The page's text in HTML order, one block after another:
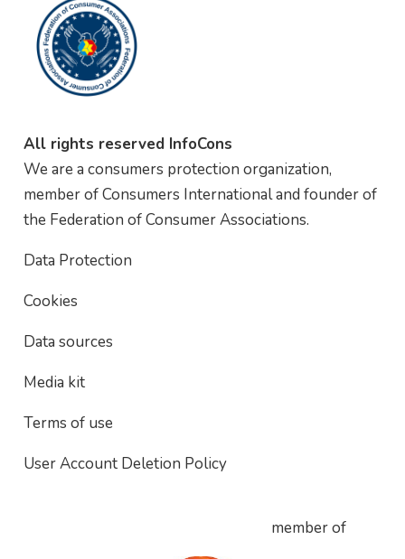
All rights reserved InfoCons
We are a consumers protection organization,
member of Consumers International and founder of
the Federation of Consumer Associations.
Data Protection
Cookies
Data sources
Media kit
Terms of use
User Account Deletion Policy
member of